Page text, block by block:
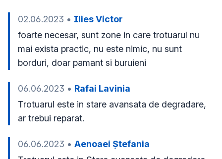
02.06.2023 • Ilies Victor
foarte necesar, sunt zone in care trotuarul nu
mai exista practic, nu este nimic, nu sunt
borduri, doar pamant si buruieni
06.06.2023 • Rafai Lavinia
Trotuarul este in stare avansata de degradare,
ar trebui reparat.
06.06.2023 • Aenoaei Ștefania